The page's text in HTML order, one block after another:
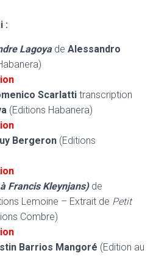
:
Lagoyade Alessandro
Scarlatti transcription
(Editions Habanera)
Bergeron (Editions
Francis Kleynjans)de
Lemoine – Extrait de Petit
Combre)
Barrios Mangoré (Edition au